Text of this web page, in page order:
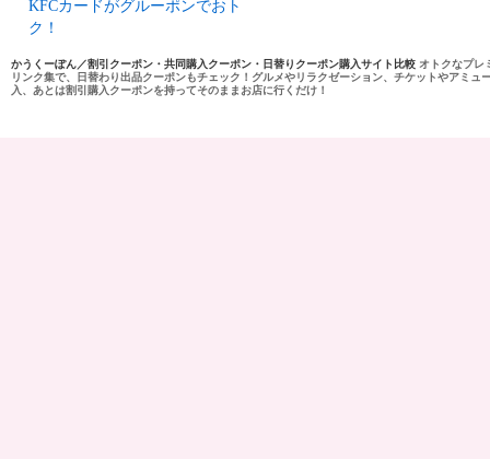
KFCカードがグルーポンでおト
ク！
かうくーぽん／割引クーポン・共同購入クーポン・日替りクーポン購入サイト比較 オトクなプレ
リンク集で、日替わり出品クーポンもチェック！グルメやリラクゼーション、チケットやアミ
入、あとは割引購入クーポンを持ってそのままお店に行くだけ！